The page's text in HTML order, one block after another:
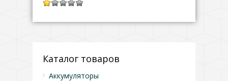
из
Каталог товаров
Аккумуляторы